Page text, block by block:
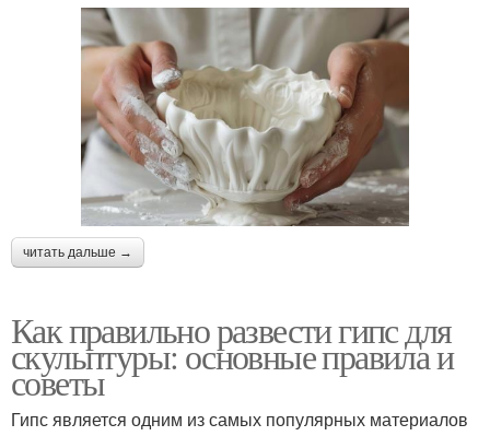
читать дальше →
Как правильно развести гипс для
скульптуры: основные правила и
советы
Гипс является одним из самых популярных материалов